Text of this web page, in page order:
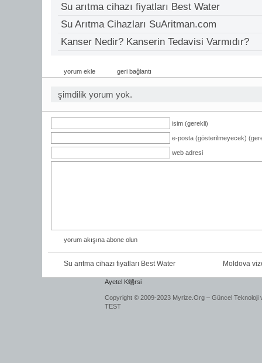
Su arıtma cihazı fiyatları Best Water
Su Arıtma Cihazları SuAritman.com
Kanser Nedir? Kanserin Tedavisi Varmıdır?
yorum ekle geri bağlantı
şimdilik yorum yok.
isim (gerekli)
e-posta (gösterilmeyecek)
web adresi
yorum akışına abone olun
Su arıtma cihazı fiyatları Best Water Moldova
Ayetel K端rsi
Copyright © 2009-2023 Myrize.Org – Güncel Teknoloji
TEST